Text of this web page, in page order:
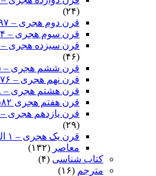
(۲۴)
قرن دوم هجری – ۹۷ الی ۱۹۴ شمسی
قرن سوم هجری – ۱۹۴ الی ۲۹۱ شمسی
قرن سیزده هجری – ۱۱۶۴ الی ۱۲۶۱ شمسی
(۴۶)
قرن ششم هجری – ۴۸۵ الی ۵۸۲ شمسی
قرن نهم هجری – ۷۷۶ الی ۸۷۳ شمسی
قرن هشتم هجری – ۶۷۹ الی ۷۷۶ شمسی
قرن هفتم هجری ۵۸۲ الی ۶۷۹ شمسی
قرن یازدهم هجری – ۹۷۰ الی ۱۰۶۷ شمسی
(۲۹)
قرن یک هجری – ۱ الی ۹۷ شمسی –
معاصر (۱۳۲)
کتاب شناسی (۴)
مترجم (۱۶)